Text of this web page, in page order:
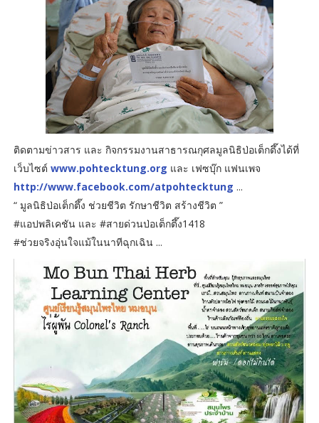
ติดตามข่าวสาร และ กิจกรรมงานสาธารณกุศลมูลนิธิป่อเต็กตึ๊งได้ที่
เว็บไซต์ www.pohtecktung.org และ เฟซบุ๊ก แฟนเพจ
http://www.facebook.com/atpohtecktung ...
“ มูลนิธิป่อเต็กตึ๊ง ช่วยชีวิต รักษาชีวิต สร้างชีวิต ”
#แอปพลิเคชัน และ #สายด่วนป่อเต็กตึ๊ง1418
#ช่วยจริงอุ่นใจแม้ในนาทีฉุกเฉิน ...